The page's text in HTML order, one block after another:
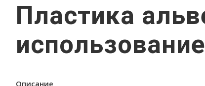
Пластика
Описание